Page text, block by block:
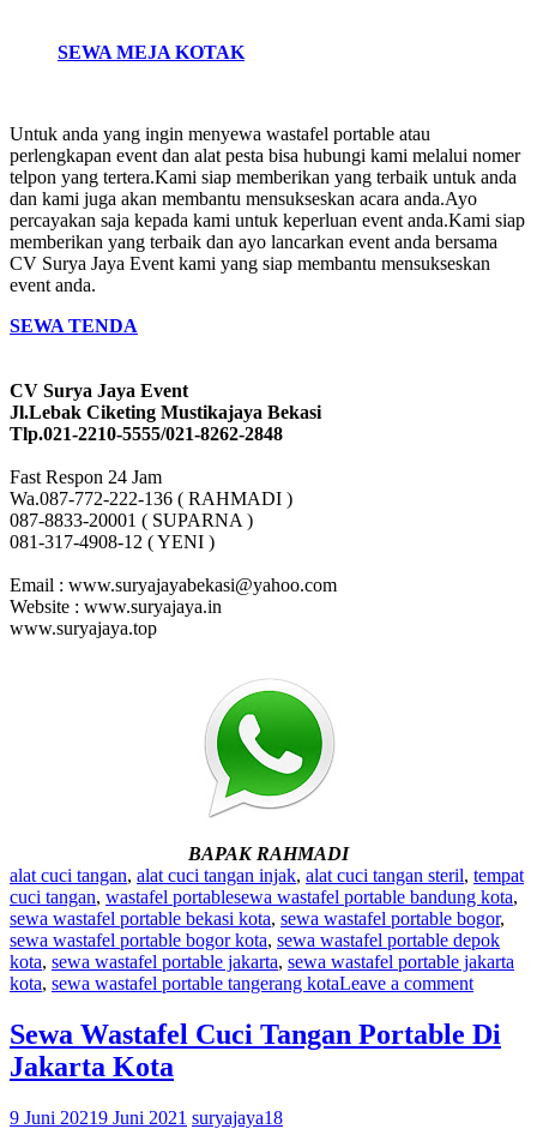
SEWA MEJA KOTAK
Untuk anda yang ingin menyewa wastafel portable atau
perlengkapan event dan alat pesta bisa hubungi kami melalui nomer
telpon yang tertera.Kami siap memberikan yang terbaik untuk anda
dan kami juga akan membantu mensukseskan acara anda.Ayo
percayakan saja kepada kami untuk keperluan event anda.Kami siap
memberikan yang terbaik dan ayo lancarkan event anda bersama
CV Surya Jaya Event kami yang siap membantu mensukseskan
event anda.
SEWA TENDA
CV Surya Jaya Event
Jl.Lebak Ciketing Mustikajaya Bekasi
Tlp.021-2210-5555/021-8262-2848
Fast Respon 24 Jam
Wa.087-772-222-136 ( RAHMADI )
087-8833-20001 ( SUPARNA )
081-317-4908-12 ( YENI )
Email : www.suryajayabekasi@yahoo.com
Website : www.suryajaya.in
www.suryajaya.top
BAPAK RAHMADI
alat cuci tangan, alat cuci tangan injak, alat cuci tangan steril, tempat
cuci tangan, wastafel portablesewa wastafel portable bandung kota,
sewa wastafel portable bekasi kota, sewa wastafel portable bogor,
sewa wastafel portable bogor kota, sewa wastafel portable depok
kota, sewa wastafel portable jakarta, sewa wastafel portable jakarta
kota, sewa wastafel portable tangerang kotaLeave a comment
Sewa Wastafel Cuci Tangan Portable Di
Jakarta Kota
9 Juni 20219 Juni 2021 suryajaya18